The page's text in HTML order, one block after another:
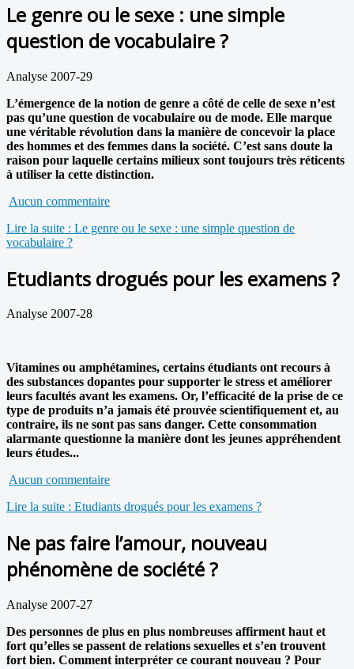
Le genre ou le sexe : une simple
question de vocabulaire ?
Analyse 2007-29
L’émergence de la notion de genre a côté de celle de sexe n’est
pas qu’une question de vocabulaire ou de mode. Elle marque
une véritable révolution dans la manière de concevoir la place
des hommes et des femmes dans la société. C’est sans doute la
raison pour laquelle certains milieux sont toujours très réticents
à utiliser la cette distinction.
Aucun commentaire
Lire la suite : Le genre ou le sexe : une simple question de
vocabulaire ?
Etudiants drogués pour les examens ?
Analyse 2007-28
Vitamines ou amphétamines, certains étudiants ont recours à
des substances dopantes pour supporter le stress et améliorer
leurs facultés avant les examens. Or, l’efficacité de la prise de ce
type de produits n’a jamais été prouvée scientifiquement et, au
contraire, ils ne sont pas sans danger. Cette consommation
alarmante questionne la manière dont les jeunes appréhendent
leurs études...
Aucun commentaire
Lire la suite : Etudiants drogués pour les examens ?
Ne pas faire l’amour, nouveau
phénomène de société ?
Analyse 2007-27
Des personnes de plus en plus nombreuses affirment haut et
fort qu’elles se passent de relations sexuelles et s’en trouvent
fort bien. Comment interpréter ce courant nouveau ? Pour